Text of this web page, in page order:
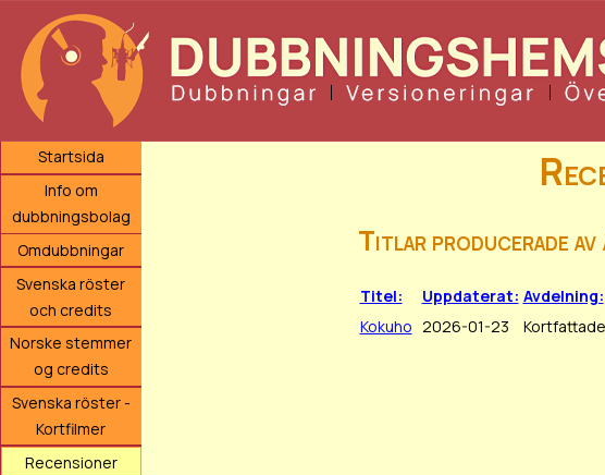
Startsida
Info om
dubbningsbolag
Omdubbningar
Svenska röster
och credits
Norske stemmer
og credits
Svenska röster -
Kortfilmer
Recensioner
Titlar producerade av
Titel: Uppdaterat: Avdelning:
Kokuho 2026-01-23